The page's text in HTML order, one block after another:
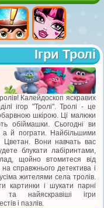
Ігри Тролі
Калейдоскоп яскравих
ігор "Тролі". Тролі - це
шкірою. Ці малюки
обіймашки. Сьогодні ви
й пограти. Найбільшими
Цветан. Вони навчать вас
блукати лабіринтами,
щойно втомитеся від
справжнього детектива і
жителями села тролів.
картинки і шукати парні
та найяскравіші ігри
і пазлів.